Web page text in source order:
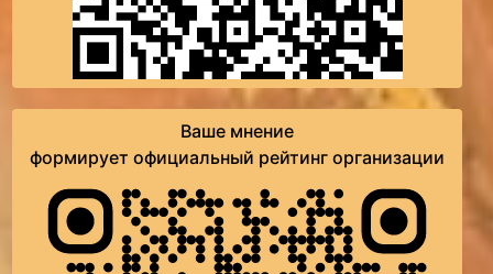
Ваше мнение
формирует официальный рейтинг организации